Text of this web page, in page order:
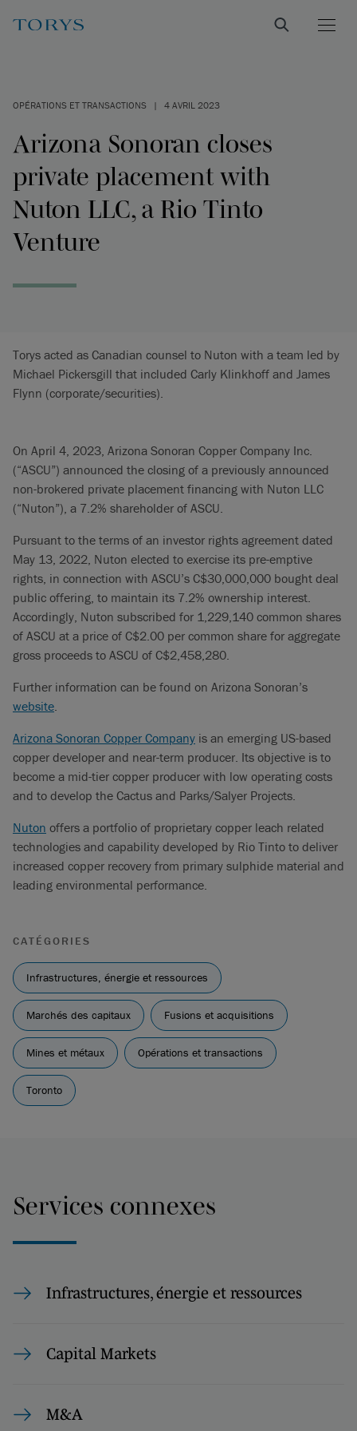
OPÉRATIONS ET TRANSACTIONS | 4 AVRIL 2023
Arizona Sonoran closes
private placement with
Nuton LLC, a Rio Tinto
Venture
Torys acted as Canadian counsel to Nuton with a team led by
Michael Pickersgill that included Carly Klinkhoff and James
Flynn (corporate/securities).
On April 4, 2023, Arizona Sonoran Copper Company Inc.
(“ASCU”) announced the closing of a previously announced
non-brokered private placement financing with Nuton LLC
(“Nuton”), a 7.2% shareholder of ASCU.
Pursuant to the terms of an investor rights agreement dated
May 13, 2022, Nuton elected to exercise its pre-emptive
rights, in connection with ASCU’s C$30,000,000 bought deal
public offering, to maintain its 7.2% ownership interest.
Accordingly, Nuton subscribed for 1,229,140 common shares
of ASCU at a price of C$2.00 per common share for aggregate
gross proceeds to ASCU of C$2,458,280.
Further information can be found on Arizona Sonoran’s
website.
Arizona Sonoran Copper Company is an emerging US-based
copper developer and near-term producer. Its objective is to
become a mid-tier copper producer with low operating costs
and to develop the Cactus and Parks/Salyer Projects.
Nuton offers a portfolio of proprietary copper leach related
technologies and capability developed by Rio Tinto to deliver
increased copper recovery from primary sulphide material and
leading environmental performance.
CATÉGORIES
Infrastructures, énergie et ressources
Marchés des capitaux Fusions et acquisitions
Mines et métaux Opérations et transactions
Toronto
Services connexes
Infrastructures, énergie et ressources
Capital Markets
M&A